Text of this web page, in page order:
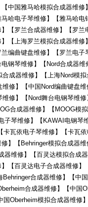
中国雅马哈模拟合成器维
哈电子琴维修】【雅马哈
【罗兰合成器维修】【罗
【上海罗兰模拟合成器维
编曲键盘维修】【罗兰电
钢琴维修】【Nord合成器
成器维修】【上海Nord模
维修】【中国Nord编曲键盘
维修】【Nord舞台电钢琴维
合成器维修】【MOOG模
子琴维修】【KAWAI电钢
瓦依电子琴维修】【卡瓦
】【Behringer模拟合成器
器维修】【百灵达模拟合成
【百灵达电子合成器维修
合成器维修】【中
合成器维修】【中国
Oberheim模拟合成器维修